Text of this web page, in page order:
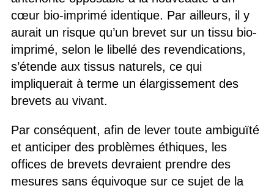
cœur bio-imprimé identique. Par ailleurs, il y
aurait un risque qu’un brevet sur un tissu bio-
imprimé, selon le libellé des revendications,
s’étende aux tissus naturels, ce qui
impliquerait à terme un élargissement des
brevets au vivant.
Par conséquent, afin de lever toute ambiguïté
et anticiper des problèmes éthiques, les
offices de brevets devraient prendre des
mesures sans équivoque sur ce sujet de la